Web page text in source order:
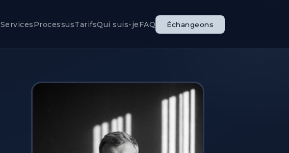
ServicesProcessusTarifsQui suis-jeFAQ Échangeons